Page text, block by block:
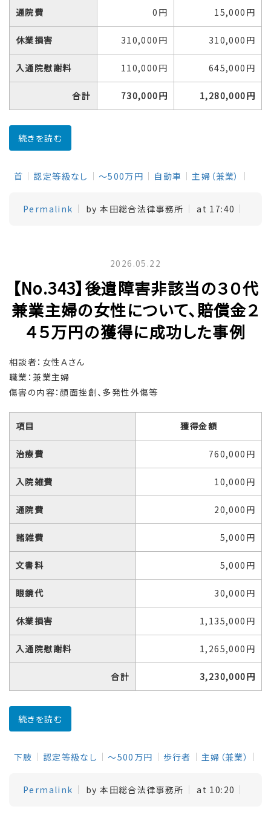
通院費 0円 15,000円
休業損害 310,000円 310,000円
入通院慰謝料 110,000円 645,000円
合計 730,000円 1,280,000円
続きを読む
首 認定等級なし ～500万円 自動車 主婦（兼業）
Permalink by 本田総合法律事務所 at 17:40
2026.05.22
【No.343】後遺障害非該当の３０代
兼業主婦の女性について、賠償金２
４５万円の獲得に成功した事例
相談者：女性Ａさん
職業：兼業主婦
傷害の内容：顔面挫創、多発性外傷等
項目 獲得金額
治療費 760,000円
入院雑費 10,000円
通院費 20,000円
諸雑費 5,000円
文書料 5,000円
眼鏡代 30,000円
休業損害 1,135,000円
入通院慰謝料 1,265,000円
合計 3,230,000円
続きを読む
下肢 認定等級なし ～500万円 歩行者 主婦（兼業）
Permalink by 本田総合法律事務所 at 10:20